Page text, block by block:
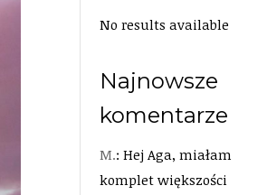
No results available
Najnowsze
komentarze
M.: Hej Aga, miałam
komplet większości